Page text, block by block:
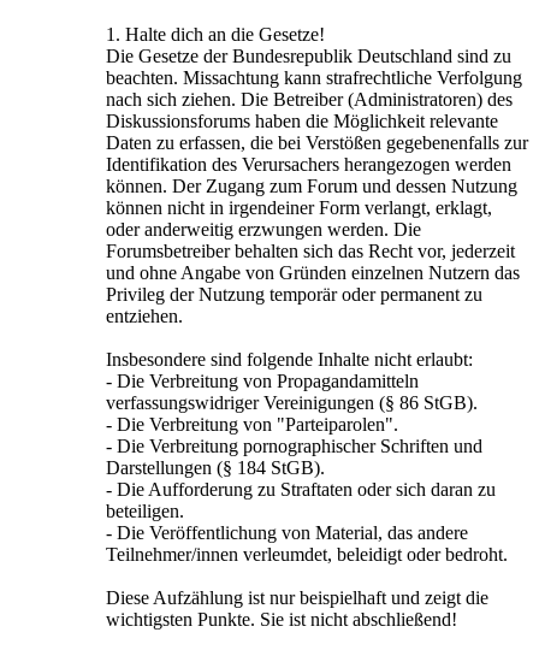
1. Halte dich an die Gesetze!
Die Gesetze der Bundesrepublik Deutschland sind zu
beachten. Missachtung kann strafrechtliche Verfolgung
nach sich ziehen. Die Betreiber (Administratoren) des
Diskussionsforums haben die Möglichkeit relevante
Daten zu erfassen, die bei Verstößen gegebenenfalls zur
Identifikation des Verursachers herangezogen werden
können. Der Zugang zum Forum und dessen Nutzung
können nicht in irgendeiner Form verlangt, erklagt,
oder anderweitig erzwungen werden. Die
Forumsbetreiber behalten sich das Recht vor, jederzeit
und ohne Angabe von Gründen einzelnen Nutzern das
Privileg der Nutzung temporär oder permanent zu
entziehen.
Insbesondere sind folgende Inhalte nicht erlaubt:
- Die Verbreitung von Propagandamitteln
verfassungswidriger Vereinigungen (§ 86 StGB).
- Die Verbreitung von "Parteiparolen".
- Die Verbreitung pornographischer Schriften und
Darstellungen (§ 184 StGB).
- Die Aufforderung zu Straftaten oder sich daran zu
beteiligen.
- Die Veröffentlichung von Material, das andere
Teilnehmer/innen verleumdet, beleidigt oder bedroht.
Diese Aufzählung ist nur beispielhaft und zeigt die
wichtigsten Punkte. Sie ist nicht abschließend!